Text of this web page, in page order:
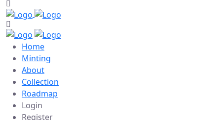
Home
Minting
About
Collection
Roadmap
Login
Register